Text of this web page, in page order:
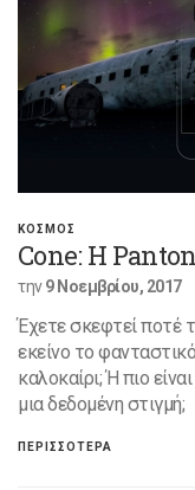
ΚΟΣΜΟΣ
Cone: Η
την9 Νοεμβρίου, 2017
Έχετε σκεφτεί ποτέ
εκείνο το
καλοκαίρι; Ή πιο
μια δεδομένη στιγμή;
ΠΕΡΙΣΣΟΤΕΡΑ